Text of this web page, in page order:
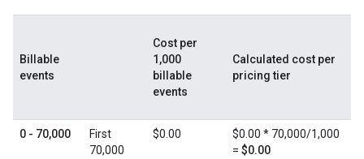
Billable
events
Cost per
1,000
billable
events
Calculated cost per
pricing tier
0 - 70,000
First
70,000
$0.00
$0.00 * 70,000/1,000
= $0.00